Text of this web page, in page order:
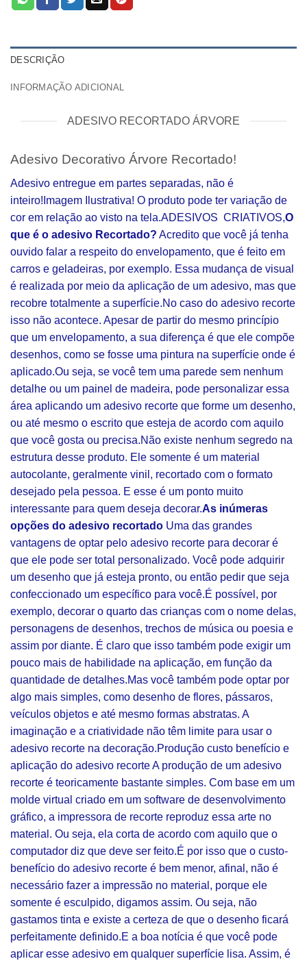
DESCRIÇÃO
INFORMAÇÃO ADICIONAL
ADESIVO RECORTADO ÁRVORE
Adesivo Decorativo Árvore Recortado!
Adesivo entregue em partes separadas, não é
inteiro!Imagem Ilustrativa! O produto pode ter variação de
cor em relação ao visto na tela.ADESIVOS CRIATIVOS,O
que é o adesivo Recortado? Acredito que você já tenha
ouvido falar a respeito do envelopamento, que é feito em
carros e geladeiras, por exemplo. Essa mudança de visual
é realizada por meio da aplicação de um adesivo, mas que
recobre totalmente a superfície.No caso do adesivo recorte
isso não acontece. Apesar de partir do mesmo princípio
que um envelopamento, a sua diferença é que ele compõe
desenhos, como se fosse uma pintura na superfície onde é
aplicado.Ou seja, se você tem uma parede sem nenhum
detalhe ou um painel de madeira, pode personalizar essa
área aplicando um adesivo recorte que forme um desenho,
ou até mesmo o escrito que esteja de acordo com aquilo
que você gosta ou precisa.Não existe nenhum segredo na
estrutura desse produto. Ele somente é um material
autocolante, geralmente vinil, recortado com o formato
desejado pela pessoa. E esse é um ponto muito
interessante para quem deseja decorar.As inúmeras
opções do adesivo recortado Uma das grandes
vantagens de optar pelo adesivo recorte para decorar é
que ele pode ser total personalizado. Você pode adquirir
um desenho que já esteja pronto, ou então pedir que seja
confeccionado um específico para você.É possível, por
exemplo, decorar o quarto das crianças com o nome delas,
personagens de desenhos, trechos de música ou poesia e
assim por diante. É claro que isso também pode exigir um
pouco mais de habilidade na aplicação, em função da
quantidade de detalhes.Mas você também pode optar por
algo mais simples, como desenho de flores, pássaros,
veículos objetos e até mesmo formas abstratas. A
imaginação e a criatividade não têm limite para usar o
adesivo recorte na decoração.Produção custo benefício e
aplicação do adesivo recorte A produção de um adesivo
recorte é teoricamente bastante simples. Com base em um
molde virtual criado em um software de desenvolvimento
gráfico, a impressora de recorte reproduz essa arte no
material. Ou seja, ela corta de acordo com aquilo que o
computador diz que deve ser feito.É por isso que o custo-
benefício do adesivo recorte é bem menor, afinal, não é
necessário fazer a impressão no material, porque ele
somente é esculpido, digamos assim. Ou seja, não
gastamos tinta e existe a certeza de que o desenho ficará
perfeitamente definido.E a boa notícia é que você pode
aplicar esse adesivo em qualquer superfície lisa. Assim, é